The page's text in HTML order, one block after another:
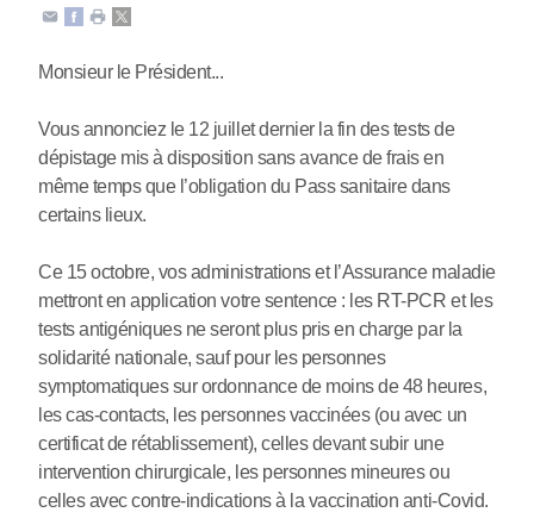
Monsieur le Président...
Vous annonciez le 12 juillet dernier la fin des tests de
dépistage mis à disposition sans avance de frais en
même temps que l’obligation du Pass sanitaire dans
certains lieux.
Ce 15 octobre, vos administrations et l’Assurance maladie
mettront en application votre sentence : les RT-PCR et les
tests antigéniques ne seront plus pris en charge par la
solidarité nationale, sauf pour les personnes
symptomatiques sur ordonnance de moins de 48 heures,
les cas-contacts, les personnes vaccinées (ou avec un
certificat de rétablissement), celles devant subir une
intervention chirurgicale, les personnes mineures ou
celles avec contre-indications à la vaccination anti-Covid.